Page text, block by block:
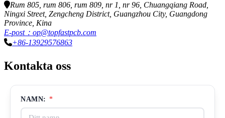
Rum 805, rum 806, rum 809, nr 1, nr 96, Chuangqiang Road,
Ningxi Street, Zengcheng District, Guangzhou City, Guangdong
Province, Kina
E-post：op@topfastpcb.com
+86-13929576863
Kontakta oss
NAMN: *